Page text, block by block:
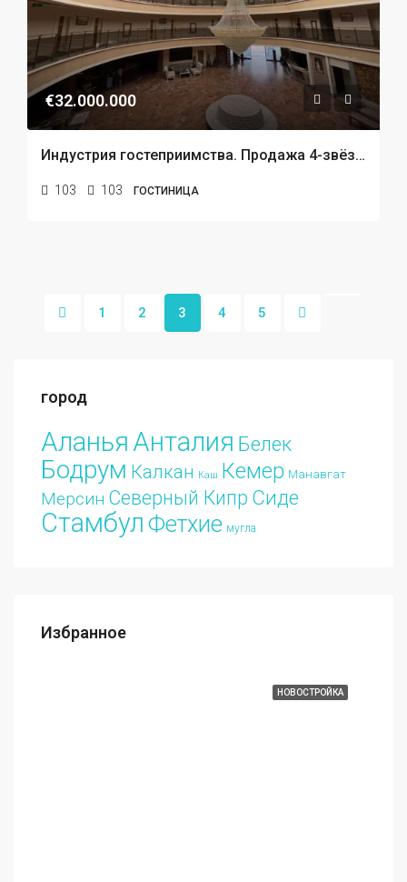
€32.000.000
Индустрия гостеприимства. Продажа 4-звёздочного отеля в Кемере
103 103 ГОСТИНИЦА
1 2 3 4 5
город
Аланья Анталия Белек
Бодрум Калкан Каш Кемер Манавгат
Мерсин Северный Кипр Сиде
Стамбул Фетхие мугла
Избранное
НОВОСТРОЙКА
€213.000